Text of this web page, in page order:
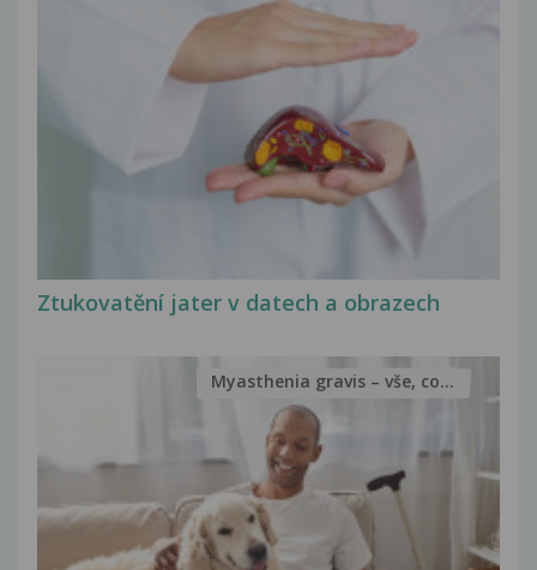
Ztukovatění jater v datech a obrazech
Myasthenia gravis – vše, co...